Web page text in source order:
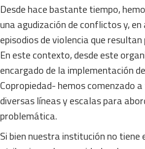
Desde hace bastante tiempo,
una agudización de conflictos y,
episodios de violencia que
En este contexto, desde este
encargado de la implementación
Copropiedad- hemos comenzado
diversas líneas y escalas para
problemática.
Si bien nuestra institución no tiene